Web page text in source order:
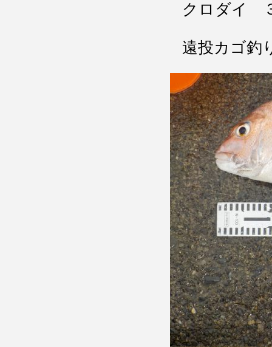
クロダイ
遠投カゴ釣